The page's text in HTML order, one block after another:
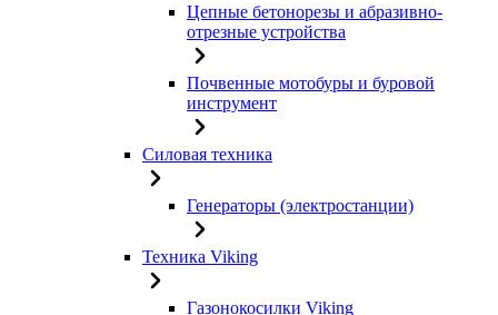
Цепные бетонорезы и абразивно-
отрезные устройства
Почвенные мотобуры и буровой
инструмент
Силовая техника
Генераторы (электростанции)
Техника Viking
Газонокосилки Viking